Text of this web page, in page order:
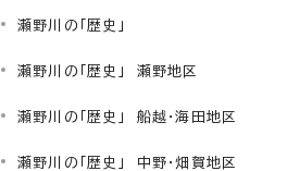
瀬野川の「歴史」
瀬野川の「歴史」 瀬野地区
瀬野川の「歴史」 船越・海田地区
瀬野川の「歴史」 中野・畑賀地区